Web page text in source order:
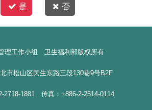
是 否
理工作小组 卫生福利部版权所有
市松山区民生东路三段130巷9号B2F
2718-1881 传真：+886-2-2514-0114